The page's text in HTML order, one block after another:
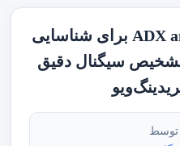
آموزش اندیکاتور ADX and DI برای شناسایی
سیگنال دقیق
توسط